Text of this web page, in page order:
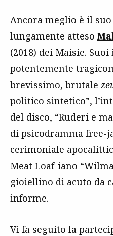
Ancora meglio è il
lungamente atteso
(2018) dei Maisie.
potentemente
brevissimo, brutale
politico sintetico”,
del disco, “Ruderi e
di psicodramma free-
cerimoniale
Meat Loaf-iano
gioiellino di acuto da
informe.
Vi fa seguito la